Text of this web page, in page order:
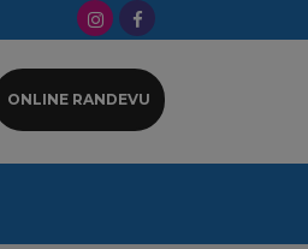
ONLINE RANDEVU